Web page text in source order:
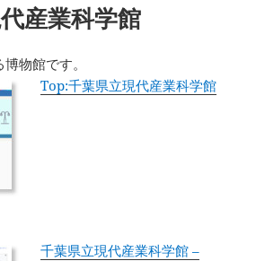
ー 産業科学館
物館です。
Top:千葉県立現代産業科学館
千葉県立現代産業科学館 –